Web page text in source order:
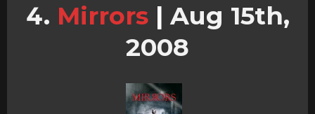
Mirrors | Aug 15th,
2008